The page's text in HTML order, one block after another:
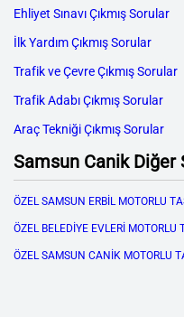
Ehliyet Sınavı Çıkmış Sorular
İlk Yardım Çıkmış Sorular
Trafik ve Çevre Çıkmış Sorular
Trafik Adabı Çıkmış Sorular
Araç Tekniği Çıkmış Sorular
Samsun Canik Diğer
ÖZEL SAMSUN ERBİL MOTORLU
ÖZEL BELEDİYE EVLERİ MOTORLU
ÖZEL SAMSUN CANİK MOTORLU